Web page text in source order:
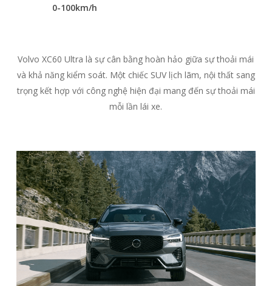
0-100km/h
Volvo XC60 Ultra là sự cân bằng hoàn hảo giữa sự thoải mái
và khả năng kiểm soát. Một chiếc SUV lịch lãm, nội thất sang
trọng kết hợp với công nghệ hiện đại mang đến sự thoải mái
mỗi lần lái xe.